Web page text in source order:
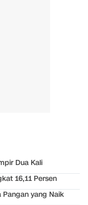
Dua Kali
16,11 Persen
yang Naik